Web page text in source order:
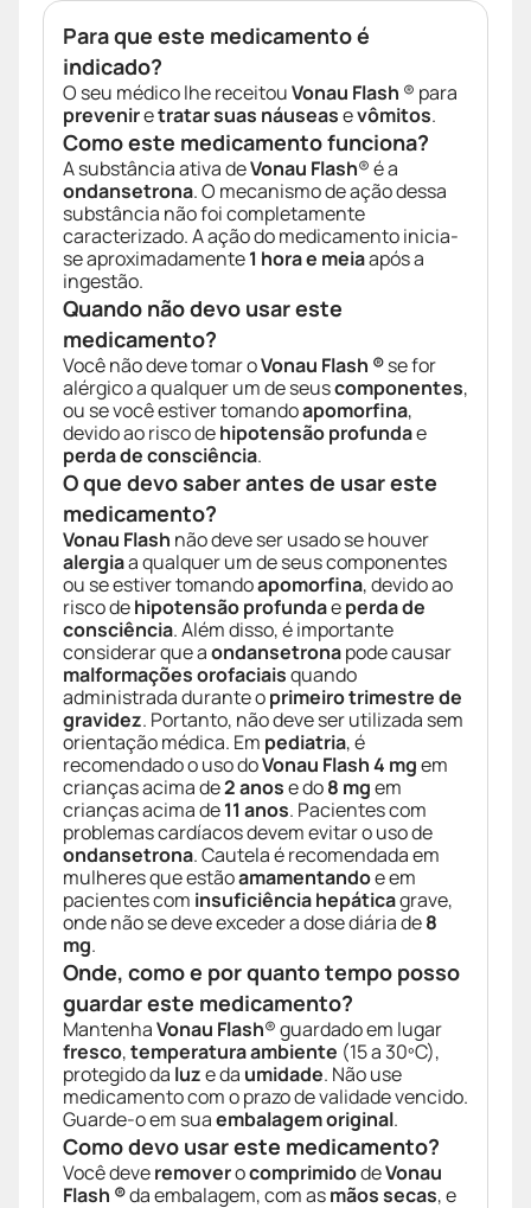
Para que este medicamento é
indicado?
O seu médico lhe receitouVonau Flash ® para
preveniretratar suas náuseasevômitos.
Como este medicamento funciona?
A substância ativa deVonau Flash® é a
ondansetrona. O mecanismo de ação dessa
substância não foi completamente
caracterizado. A ação do medicamento inicia-
se aproximadamente1 hora e meiaapós a
ingestão.
Quando não devo usar este
medicamento?
Você não deve tomar oVonau Flash ®se for
alérgico a qualquer um de seuscomponentes,
ou se você estiver tomandoapomorfina,
devido ao risco dehipotensão profundae
perda de consciência.
O que devo saber antes de usar este
medicamento?
Vonau Flash não deve ser usado se houver
alergiaa qualquer um de seus componentes
ou se estiver tomandoapomorfina, devido ao
risco dehipotensão profundaeperda de
consciência. Além disso, é importante
considerar que aondansetronapode causar
malformações orofaciaisquando
administrada durante oprimeiro trimestre de
gravidez. Portanto, não deve ser utilizada sem
orientação médica. Em pediatria, é
recomendado o uso doVonau Flash 4 mgem
crianças acima de2 anose do8 mgem
crianças acima de11 anos. Pacientes com
problemas cardíacos devem evitar o uso de
ondansetrona. Cautela é recomendada em
mulheres que estãoamamentandoe em
pacientes com insuficiência hepáticagrave,
onde não se deve exceder a dose diária de8
mg.
Onde, como e por quanto tempo posso
guardar este medicamento?
MantenhaVonau Flash® guardado em lugar
fresco,temperatura ambiente (15 a 30ºC),
protegido da luze da umidade. Não use
medicamento com o prazo de validade vencido.
Guarde-o em suaembalagem original.
Como devo usar este medicamento?
Você deveremoverocomprimidodeVonau
Flash ®da embalagem, com asmãos secas, e